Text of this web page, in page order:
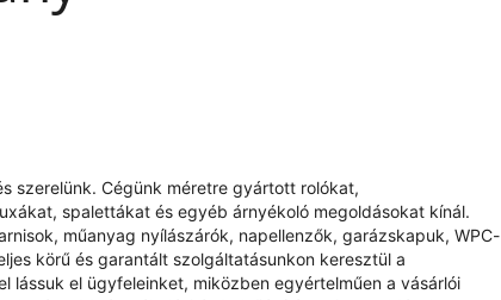
szerelünk. Cégünk méretre gyártott rolókat,
spalettákat és egyéb árnyékoló megoldásokat kínál.
műanyag nyílászárók, napellenzők, garázskapuk, WPC-
körű és garantált szolgáltatásunkon keresztül a
el ügyfeleinket, miközben egyértelműen a vásárlói